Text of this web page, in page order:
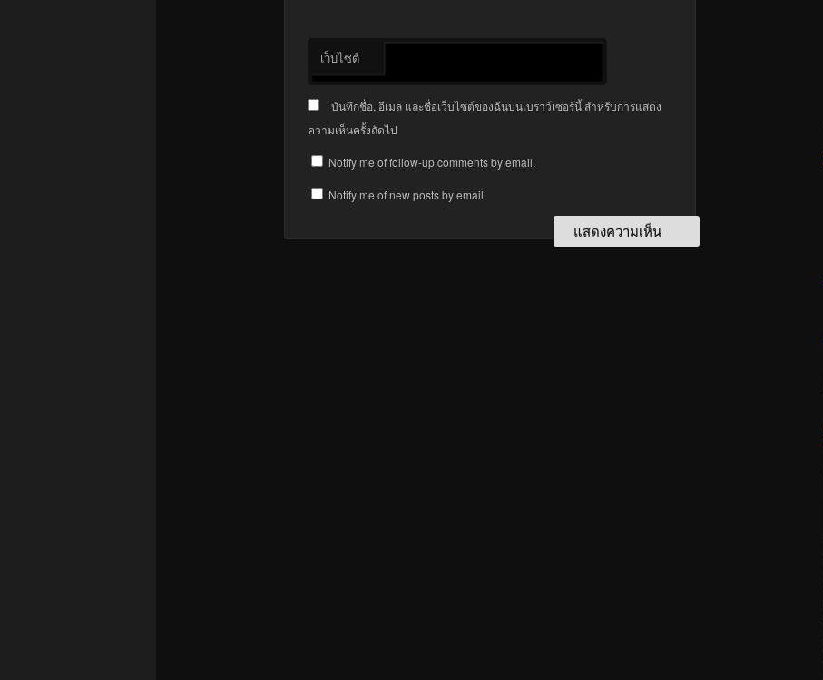
เว็บไซต์
บันทึกชื่อ, อีเมล และชื่อเว็บไซต์ของฉันบนเบราว์เซอร์นี้ สำหรับการแสดง
ความเห็นครั้งถัดไป
Notify me of follow-up comments by email.
Notify me of new posts by email.